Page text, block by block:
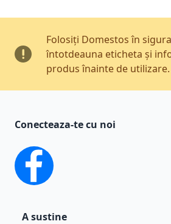
Folosiți Domestos în
întotdeauna eticheta și
produs înainte de utilizare.
Conecteaza-te cu noi
facebook
A sustine